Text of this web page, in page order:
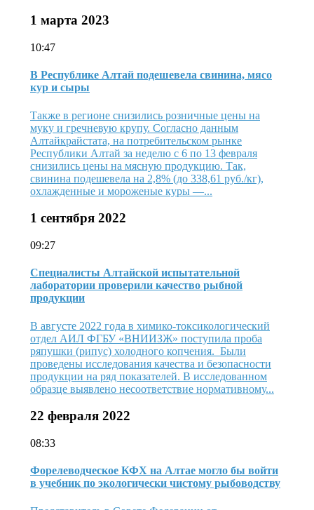
1 марта 2023
10:47
В Республике Алтай подешевела свинина, мясо
кур и сыры
Также в регионе снизились розничные цены на
муку и гречневую крупу. Согласно данным
Алтайкрайстата, на потребительском рынке
Республики Алтай за неделю с 6 по 13 февраля
снизились цены на мясную продукцию. Так,
свинина подешевела на 2,8% (до 338,61 руб./кг),
охлажденные и мороженые куры —...
1 сентября 2022
09:27
Специалисты Алтайской испытательной
лаборатории проверили качество рыбной
продукции
В августе 2022 года в химико-токсикологический
отдел АИЛ ФГБУ «ВНИИЗЖ» поступила проба
ряпушки (рипус) холодного копчения. Были
проведены исследования качества и безопасности
продукции на ряд показателей. В исследованном
образце выявлено несоответствие нормативному...
22 февраля 2022
08:33
Форелеводческое КФХ на Алтае могло бы войти
в учебник по экологически чистому рыбоводству